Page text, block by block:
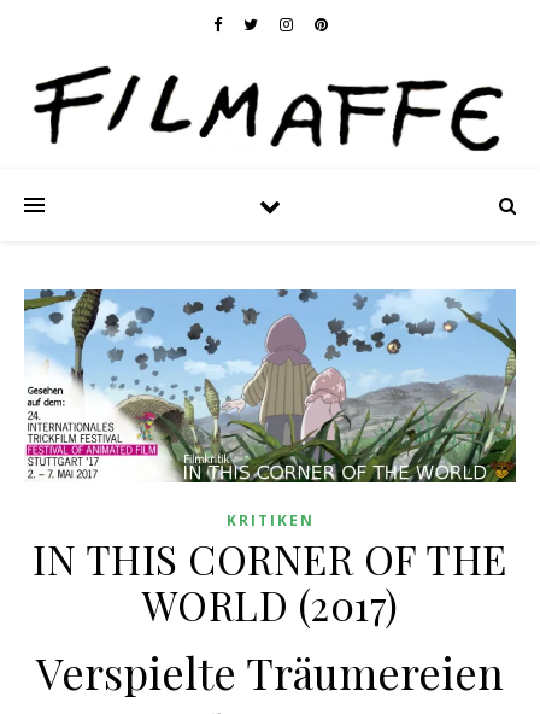
KRITIKEN
IN THIS CORNER OF THE
WORLD (2017)
Verspielte Träumereien